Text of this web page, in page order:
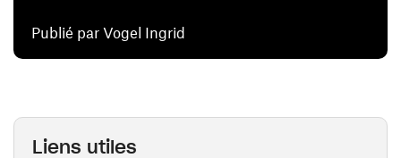
Publié par Vogel Ingrid
Liens utiles